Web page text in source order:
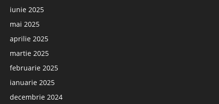
iunie 2025
mai 2025
aprilie 2025
martie 2025
februarie 2025
ianuarie 2025
decembrie 2024